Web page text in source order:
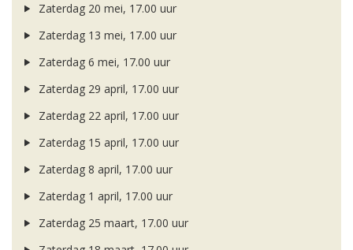
Zaterdag 20 mei, 17.00 uur
Zaterdag 13 mei, 17.00 uur
Zaterdag 6 mei, 17.00 uur
Zaterdag 29 april, 17.00 uur
Zaterdag 22 april, 17.00 uur
Zaterdag 15 april, 17.00 uur
Zaterdag 8 april, 17.00 uur
Zaterdag 1 april, 17.00 uur
Zaterdag 25 maart, 17.00 uur